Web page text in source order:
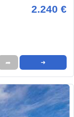
2.240 €
➦ ➜